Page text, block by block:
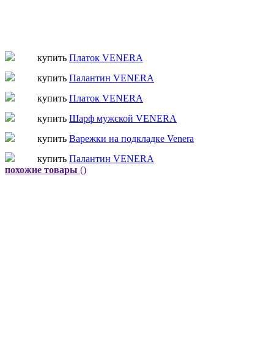
купить Платок VENERA
купить Палантин VENERA
купить Платок VENERA
купить Шарф мужской VENERA
купить Варежки на подкладке Venera
купить Палантин VENERA
похожие товары ()